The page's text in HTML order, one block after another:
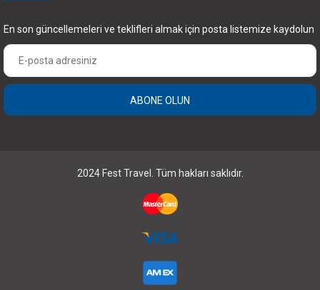
için Üye Olun.
Bunu bir daha gösterme
En son güncellemeleri ve teklifleri almak için posta listemize kaydolun
ABONE OLUN
2024 Fest Travel. Tüm hakları saklıdır.